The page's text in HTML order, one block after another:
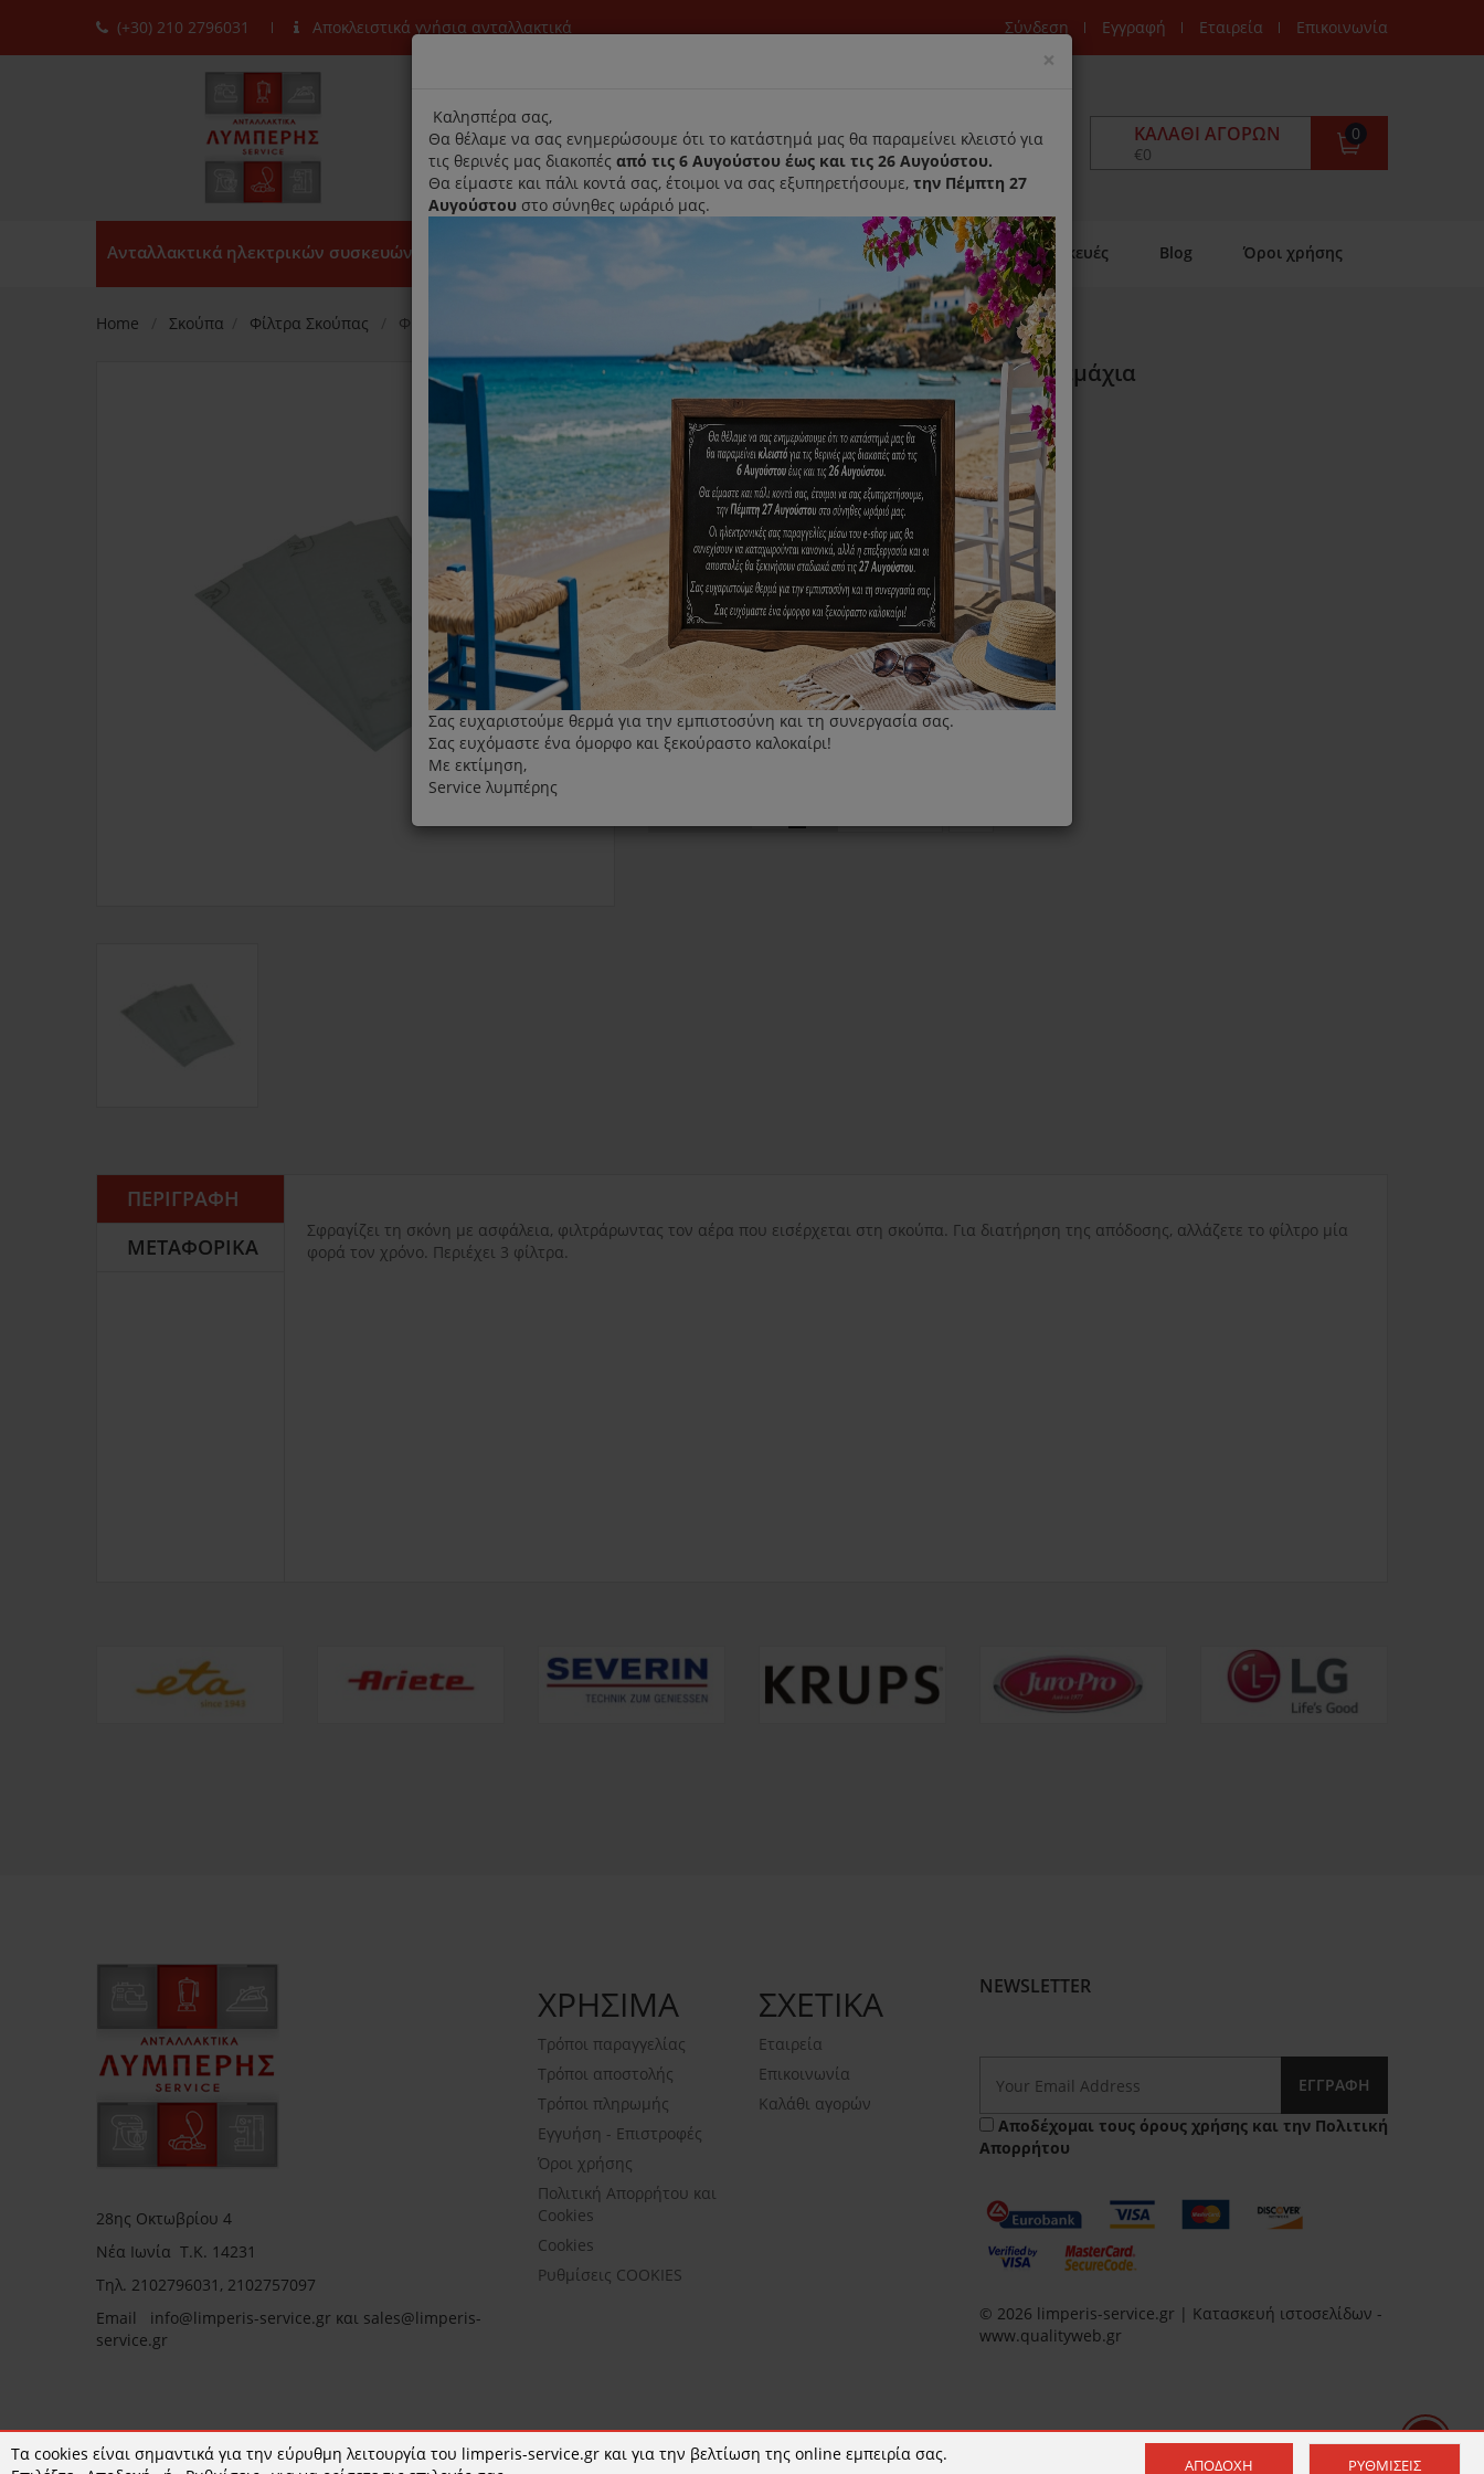
(+30) 210 2796031 Αποκλειστικά γνήσια ανταλλακτικά Σύνδεση Εγγραφή Εταιρεία Επικοινωνία
ΚΑΛΆΘΙ ΑΓΟΡΏΝ
0
€0
Ανταλλακτικά ηλεκτρικών συσκευών Αρχική Παραλαβή- Παράδοση Κατ'οικον Επισκευές Blog Όροι χρήσης
Home Σκούπα Φίλτρα Σκούπας Φίλτρο AirClean SF SAC 20/30 Miele 3 Τεμάχια
Φίλτρο AirClean SF SAC 20/30 Miele 3 Τεμάχια
Κωδικός : 3944711
Διαθεσιμότητα :
Παράδοση Σε 1-3 Ημέρες (Διαθέσιμο)
Φίλτρο AirClean SF SAC 20/30 Miele 3 τεμάχια
Κατάλληλο για:
κατάλληλο για όλες τις σκούπες Miele
13.90€
ΠΕΡΙΓΡΑΦΉ
ΜΕΤΑΦΟΡΙΚΆ
Σφραγίζει τη σκόνη με ασφάλεια, φιλτράρωντας τον αέρα που εισέρχεται στη σκούπα. Για διατήρηση της απόδοσης, αλλάζετε το φίλτρο μία
φορά τον χρόνο. Περιέχει 3 φίλτρα.
28ης Οκτωβρίου 4
Νέα Ιωνία Τ.Κ. 14231
Τηλ. 2102796031, 2102757097
Email info@limperis-service.gr και sales@limperis-
service.gr
Ωράριο καταστήματος:
ΧΡΗΣΙΜΑ
Τρόποι παραγγελίας
Τρόποι αποστολής
Τρόποι πληρωμής
Εγγυήση - Επιστροφές
Όροι χρήσης
Πολιτική Απορρήτου και
Cookies
Cookies
Ρυθμίσεις COOKIES
ΣΧΕΤΙΚΑ
Εταιρεία
Επικοινωνία
Καλάθι αγορών
NEWSLETTER
ΕΓΓΡΑΦΉ
Αποδέχομαι τους όρους χρήσης και την Πολιτική
Απορρήτου
© 2026 limperis-service.gr | Κατασκευή ιστοσελίδων -
www.qualityweb.gr
× Close
title
Καλησπέρα σας,
Θα θέλαμε να σας ενημερώσουμε ότι το κατάστημά μας θα παραμείνει κλειστό για
τις θερινές μας διακοπές από τις 6 Αυγούστου έως και τις 26 Αυγούστου.
Θα είμαστε και πάλι κοντά σας, έτοιμοι να σας εξυπηρετήσουμε, την Πέμπτη 27
Αυγούστου στο σύνηθες ωράριό μας.
Σας ευχαριστούμε θερμά για την εμπιστοσύνη και τη συνεργασία σας.
Σας ευχόμαστε ένα όμορφο και ξεκούραστο καλοκαίρι!
Με εκτίμηση,
Service λυμπέρης
Τα cookies είναι σημαντικά για την εύρυθμη λειτουργία του limperis-service.gr και για την βελτίωση της online εμπειρία σας.
ΑΠΟΔΟΧΉ ΡΥΘΜΊΣΕΙΣ